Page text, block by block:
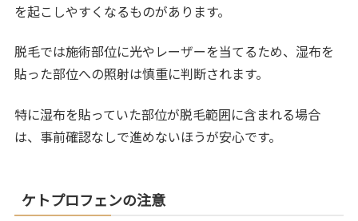
を起こしやすくなるものがあります。
脱毛では施術部位に光やレーザーを当てるため、湿布を
貼った部位への照射は慎重に判断されます。
特に湿布を貼っていた部位が脱毛範囲に含まれる場合
は、事前確認なしで進めないほうが安心です。
ケトプロフェンの注意